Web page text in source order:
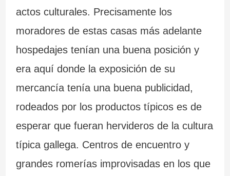
actos culturales. Precisamente los
moradores de estas casas más adelante
hospedajes tenían una buena posición y
era aquí donde la exposición de su
mercancía tenía una buena publicidad,
rodeados por los productos típicos es de
esperar que fueran hervideros de la cultura
típica gallega. Centros de encuentro y
grandes romerías improvisadas en los que